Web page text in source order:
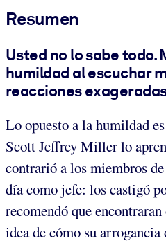
Resumen
Usted no lo sabe todo.
humildad al escuchar
reacciones
Lo opuesto a la humildad
Scott Jeffrey Miller lo
contrarió a los miembros
día como jefe: los castigó
recomendó que
idea de cómo su